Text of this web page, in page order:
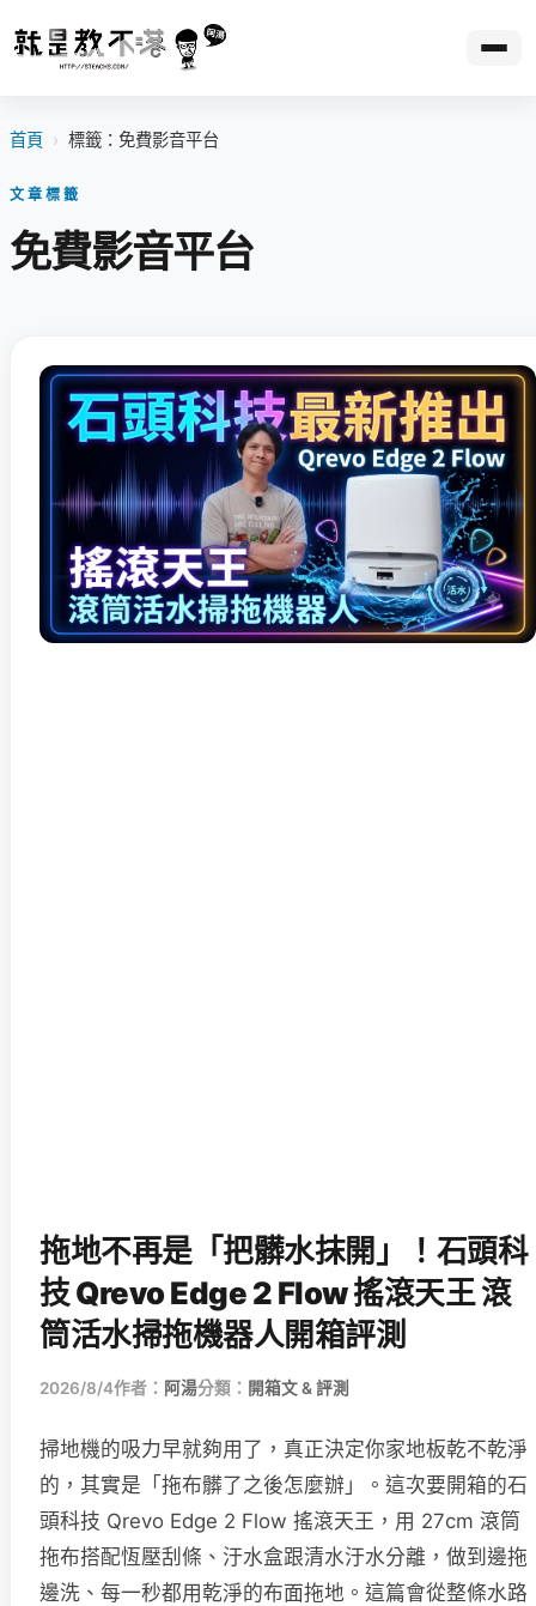
首頁 › 標籤：免費影音平台
文章標籤
免費影音平台
拖地不再是「把髒水抹開」！石頭科
技 Qrevo Edge 2 Flow 搖滾天王 滾
筒活水掃拖機器人開箱評測
2026/8/4作者： 阿湯分類： 開箱文 & 評測
掃地機的吸力早就夠用了，真正決定你家地板乾不乾淨
的，其實是「拖布髒了之後怎麼辦」。這次要開箱的石
頭科技 Qrevo Edge 2 Flow 搖滾天王，用 27cm 滾筒
拖布搭配恆壓刮條、汙水盒跟清水汙水分離，做到邊拖
邊洗、每一秒都用乾淨的布面拖地。這篇會從整條水路